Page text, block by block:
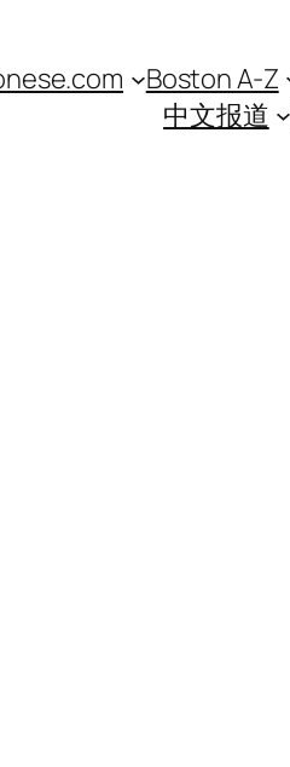
Boston A-Z
中文报道